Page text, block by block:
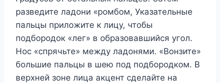
разведите ладони «ромбом, Указательные
пальцы приложите к лицу, чтобы
подбородок «лег» в образовавшийся угол.
Нос «спрячьте» между ладонями. «Вонзите»
большие пальцы в шею под подбородком. В
верхней зоне лица акцент сделайте на